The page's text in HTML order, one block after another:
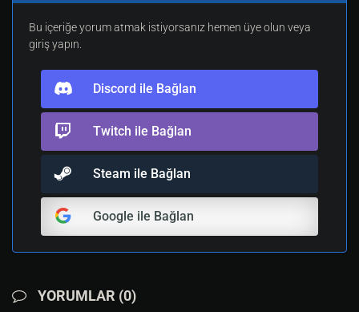
Bu içeriğe yorum atmak istiyorsanız hemen üye olun veya
giriş yapın.
Discord ile Bağlan
Twitch ile Bağlan
Steam ile Bağlan
Google ile Bağlan
YORUMLAR (0)